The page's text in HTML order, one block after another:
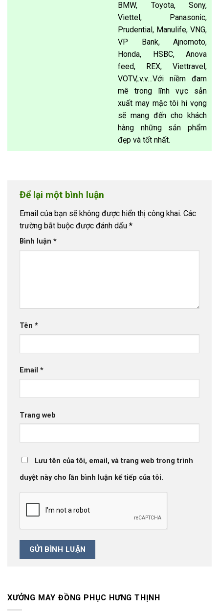
BMW, Toyota, Sony,
Viettel, Panasonic,
Prudential, Manulife, VNG,
VP Bank, Ajnomoto,
Honda, HSBC, Anova
feed, REX, Viettravel,
VOTV,.v.v…Với niềm đam
mê trong lĩnh vực sản
xuất may mặc tôi hi vọng
sẽ mang đến cho khách
hàng những sản phẩm
đẹp và tốt nhất.
Để lại một bình luận
Email của bạn sẽ không được hiển thị công khai. Các
trường bắt buộc được đánh dấu *
Bình luận *
Tên *
Email *
Trang web
Lưu tên của tôi, email, và trang web trong trình
duyệt này cho lần bình luận kế tiếp của tôi.
XƯỞNG MAY ĐỒNG PHỤC HƯNG THỊNH